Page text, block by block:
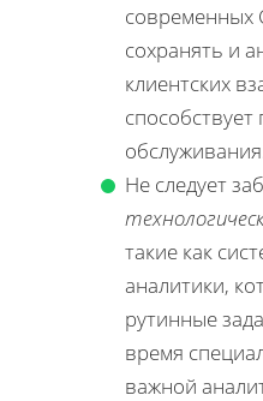
современных
сохранять и
клиентских
Не следует
такие как
аналитики,
рутинные
время
важной